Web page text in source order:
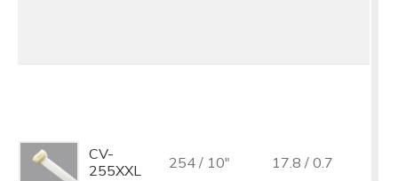
CV-
255XXL
254 / 10" 17.8 / 0.7